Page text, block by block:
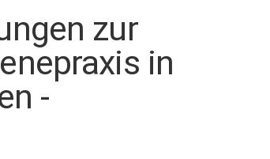
zur
in
-